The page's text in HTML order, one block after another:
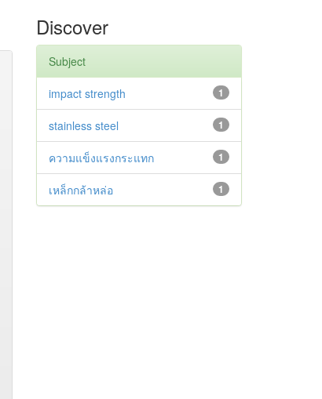
Discover
Subject
1
impact strength
1
stainless steel
1
ความแข็งแรงกระแทก
1
เหล็กกล้าหล่อ